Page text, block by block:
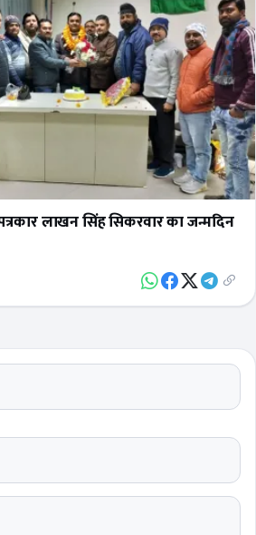
लाखन सिंह सिकरवार का जन्मदिन